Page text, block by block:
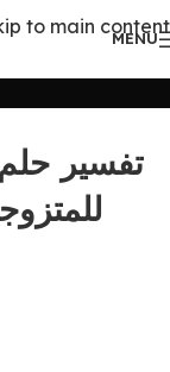
to main content
MENU
تفسير